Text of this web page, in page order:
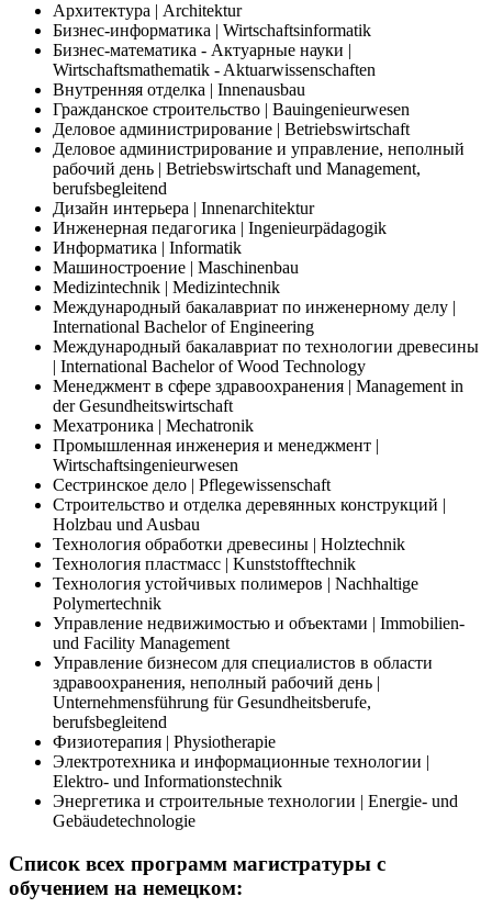
Архитектура | Architektur
Бизнес-информатика | Wirtschaftsinformatik
Бизнес-математика - Актуарные науки |
Wirtschaftsmathematik - Aktuarwissenschaften
Внутренняя отделка | Innenausbau
Гражданское строительство | Bauingenieurwesen
Деловое администрирование | Betriebswirtschaft
Деловое администрирование и управление, неполный
рабочий день | Betriebswirtschaft und Management,
berufsbegleitend
Дизайн интерьера | Innenarchitektur
Инженерная педагогика | Ingenieurpädagogik
Информатика | Informatik
Машиностроение | Maschinenbau
Medizintechnik | Medizintechnik
Международный бакалавриат по инженерному делу |
International Bachelor of Engineering
Международный бакалавриат по технологии древесины
| International Bachelor of Wood Technology
Менеджмент в сфере здравоохранения | Management in
der Gesundheitswirtschaft
Мехатроника | Mechatronik
Промышленная инженерия и менеджмент |
Wirtschaftsingenieurwesen
Сестринское дело | Pflegewissenschaft
Строительство и отделка деревянных конструкций |
Holzbau und Ausbau
Технология обработки древесины | Holztechnik
Технология пластмасс | Kunststofftechnik
Технология устойчивых полимеров | Nachhaltige
Polymertechnik
Управление недвижимостью и объектами | Immobilien-
und Facility Management
Управление бизнесом для специалистов в области
здравоохранения, неполный рабочий день |
Unternehmensführung für Gesundheitsberufe,
berufsbegleitend
Физиотерапия | Physiotherapie
Электротехника и информационные технологии |
Elektro- und Informationstechnik
Энергетика и строительные технологии | Energie- und
Gebäudetechnologie
Список всех программ магистратуры с
обучением на немецком: